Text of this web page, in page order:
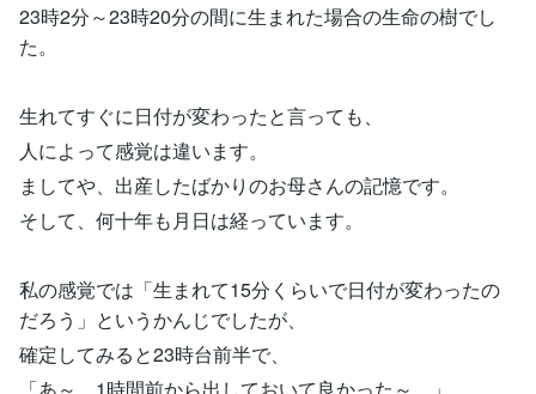
23時2分～23時20分の間に生まれた場合の生命の樹でし
た。
生れてすぐに日付が変わったと言っても、
人によって感覚は違います。
ましてや、出産したばかりのお母さんの記憶です。
そして、何十年も月日は経っています。
私の感覚では「生まれて15分くらいで日付が変わったの
だろう」というかんじでしたが、
確定してみると23時台前半で、
「あ～、1時間前から出しておいて良かった～。」